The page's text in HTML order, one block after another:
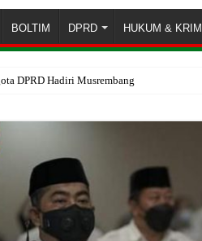
BOLTIM DPRD HUKUM &
DPRD Hadiri Musrembang